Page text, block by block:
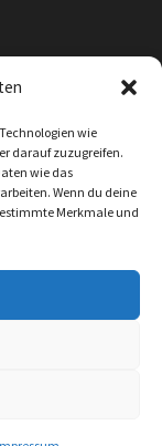
wie
darauf zuzugreifen.
wie das
Wenn du deine
Merkmale und